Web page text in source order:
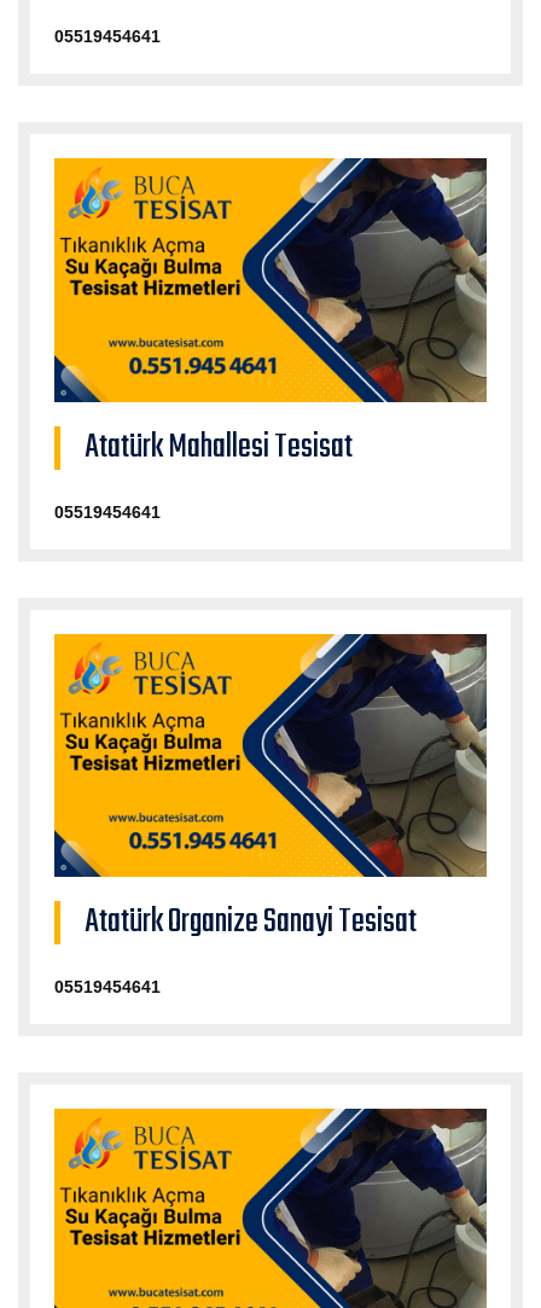
05519454641
Atatürk Mahallesi Tesisat
05519454641
Atatürk Organize Sanayi Tesisat
05519454641